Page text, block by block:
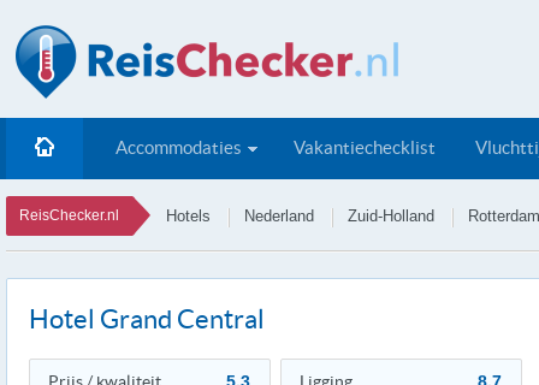
Accommodaties Vakantiechecklist
ReisChecker.nl Hotels Nederland Zuid-Holland Rotterdam
Hotel Grand Central